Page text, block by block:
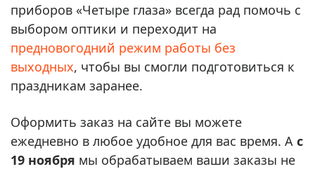
приборов «Четыре глаза» всегда рад помочь с
выбором оптики и переходит на
предновогодний режим работы без
выходных, чтобы вы смогли подготовиться к
праздникам заранее.
Оформить заказ на сайте вы можете
ежедневно в любое удобное для вас время. А с
19 ноября мы обрабатываем ваши заказы не